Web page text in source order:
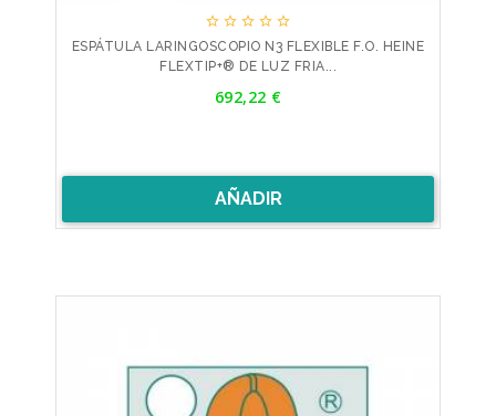
    
ESPÁTULA LARINGOSCOPIO N3 FLEXIBLE F.O. HEINE
FLEXTIP+® DE LUZ FRIA...
692,22 €
AÑADIR